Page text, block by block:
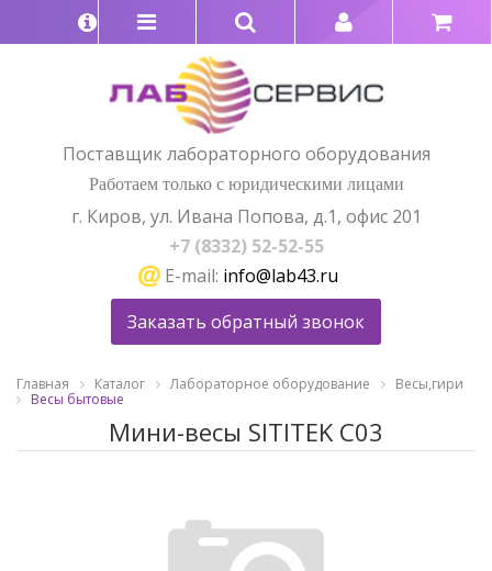
Поставщик лабораторного оборудования
Работаем только с юридическими лицами
г. Киров, ул. Ивана Попова, д.1, офис 201
+7 (8332) 52-52-55
E-mail: info@lab43.ru
Заказать обратный звонок
Главная Каталог Лабораторное оборудование
Весы,гири
Весы бытовые
Мини-весы SITITEK C03